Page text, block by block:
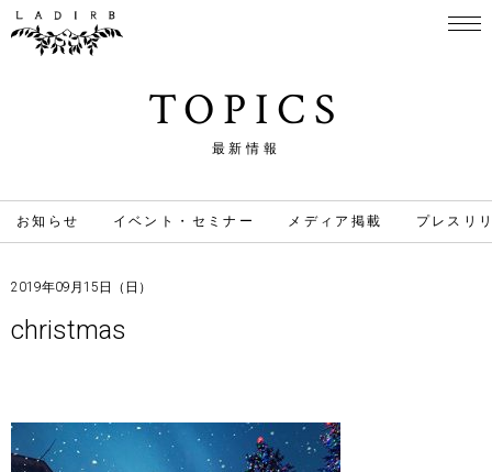
TOPICS
最新情報
お知らせ イベント・セミナー メディア掲載 プレスリ
2019年09月15日（日）
christmas